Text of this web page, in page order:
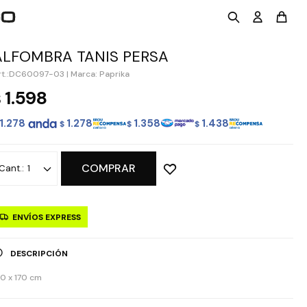
TANIS PERSA
DC60097-03 | Marca: Paprika
1.598
1.278 $ 1.278 $ 1.358 $ 1.438
1 COMPRAR
ENVÍOS EXPRESS
DESCRIPCIÓN
x 170 cm